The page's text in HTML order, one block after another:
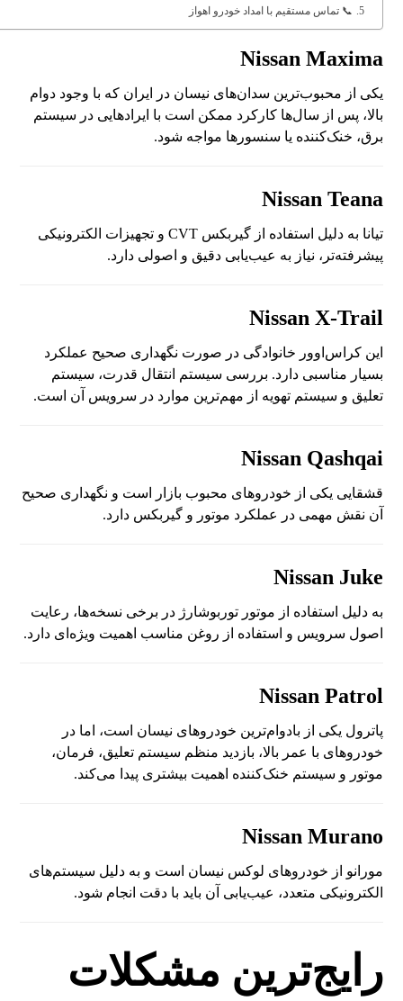
📞 تماس مستقیم با امداد خودرو اهواز
Nissan Maxima
یکی از محبوب‌ترین سدان‌های نیسان در ایران که با وجود دوام
بالا، پس از سال‌ها کارکرد ممکن است با ایرادهایی در سیستم
برق، خنک‌کننده یا سنسورها مواجه شود.
Nissan Teana
تیانا به دلیل استفاده از گیربکس CVT و تجهیزات الکترونیکی
پیشرفته‌تر، نیاز به عیب‌یابی دقیق و اصولی دارد.
Nissan X-Trail
این کراس‌اوور خانوادگی در صورت نگهداری صحیح عملکرد
بسیار مناسبی دارد. بررسی سیستم انتقال قدرت، سیستم
تعلیق و سیستم تهویه از مهم‌ترین موارد در سرویس آن است.
Nissan Qashqai
قشقایی یکی از خودروهای محبوب بازار است و نگهداری صحیح
آن نقش مهمی در عملکرد موتور و گیربکس دارد.
Nissan Juke
به دلیل استفاده از موتور توربوشارژ در برخی نسخه‌ها، رعایت
اصول سرویس و استفاده از روغن مناسب اهمیت ویژه‌ای دارد.
Nissan Patrol
پاترول یکی از بادوام‌ترین خودروهای نیسان است، اما در
خودروهای با عمر بالا، بازدید منظم سیستم تعلیق، فرمان،
موتور و سیستم خنک‌کننده اهمیت بیشتری پیدا می‌کند.
Nissan Murano
مورانو از خودروهای لوکس نیسان است و به دلیل سیستم‌های
الکترونیکی متعدد، عیب‌یابی آن باید با دقت انجام شود.
رایج‌ترین مشکلات